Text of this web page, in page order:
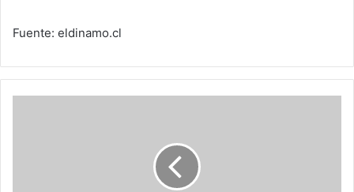
Fuente: eldinamo.cl